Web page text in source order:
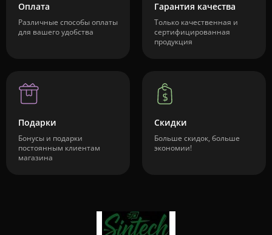
Оплата
Различные способы оплаты
для вашего удобства
Гарантия качества
Только качественная и
сертифицированная
продукция
Подарки
Бонусы и подарки
постоянным клиентам
магазина
Скидки
Больше скидок, больше
экономии!